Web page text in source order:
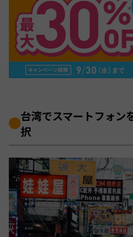
台湾でスマートフォン
択